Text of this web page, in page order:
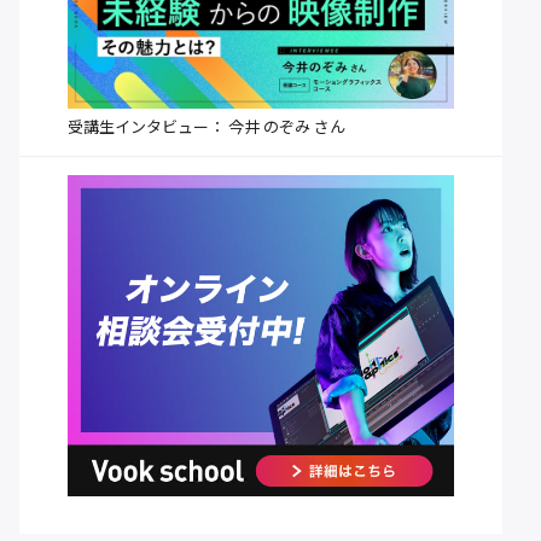
受講生インタビュー： 今井 のぞみ さん